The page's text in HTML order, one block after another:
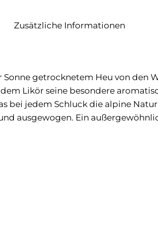
Zusätzliche Informationen
getrocknetem Heu von den
Likör seine besondere
bei jedem Schluck die alpine
ausgewogen. Ein